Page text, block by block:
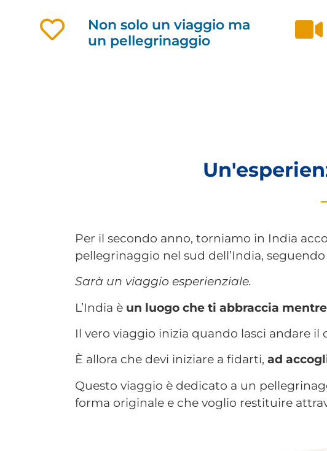
Non solo un viaggio ma
un pellegrinaggio
Per il secondo anno, torniamo in India
pellegrinaggio nel sud dell’India,
Sarà un viaggio esperienziale.
L’India è un luogo che ti abbraccia
Il vero viaggio inizia quando lasci andare
È allora che devi iniziare a fidarti, ad
Questo viaggio è dedicato a un
forma originale e che voglio restituire